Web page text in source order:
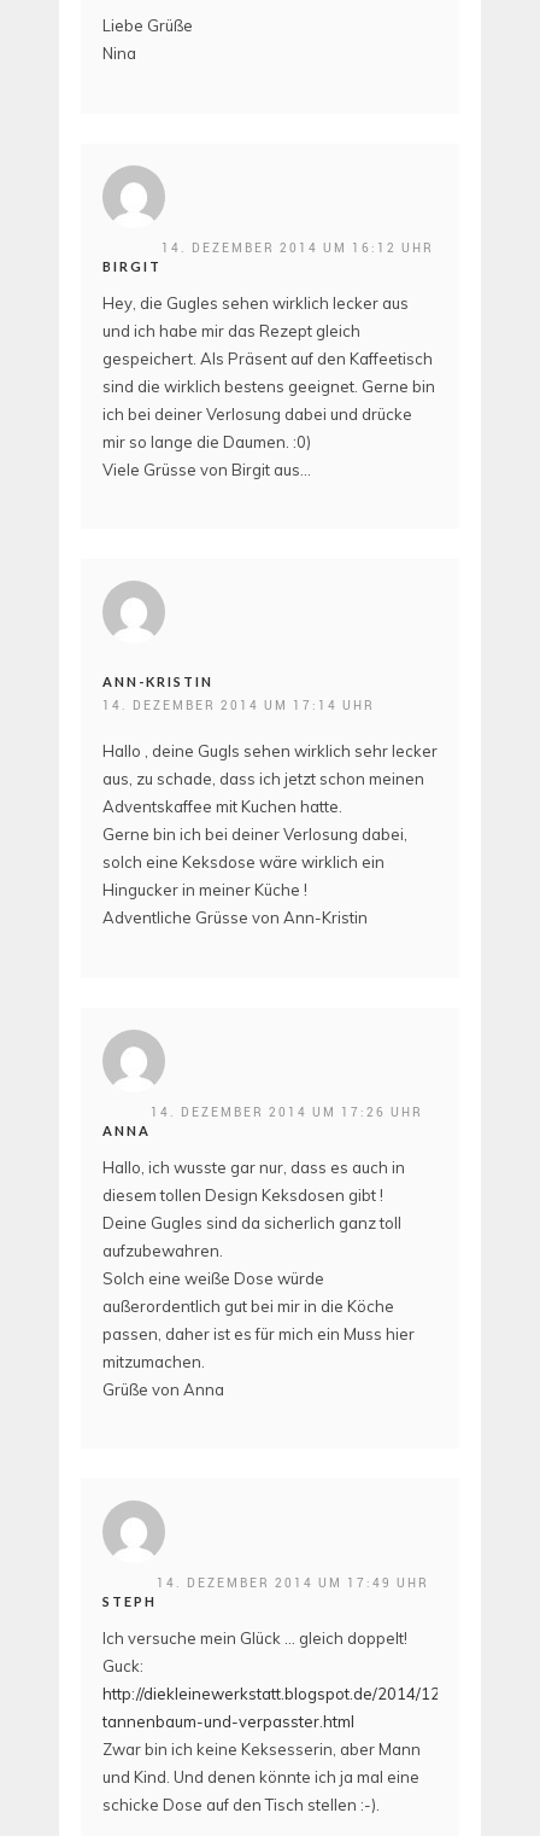
Liebe Grüße
Nina
BIRGIT
14. DEZEMBER 2014 UM 16:12 UHR
Hey, die Gugles sehen wirklich lecker aus
und ich habe mir das Rezept gleich
gespeichert. Als Präsent auf den Kaffeetisch
sind die wirklich bestens geeignet. Gerne bin
ich bei deiner Verlosung dabei und drücke
mir so lange die Daumen. :0)
Viele Grüsse von Birgit aus…
ANN-KRISTIN
14. DEZEMBER 2014 UM 17:14 UHR
Hallo , deine Gugls sehen wirklich sehr lecker
aus, zu schade, dass ich jetzt schon meinen
Adventskaffee mit Kuchen hatte.
Gerne bin ich bei deiner Verlosung dabei,
solch eine Keksdose wäre wirklich ein
Hingucker in meiner Küche !
Adventliche Grüsse von Ann-Kristin
ANNA
14. DEZEMBER 2014 UM 17:26 UHR
Hallo, ich wusste gar nur, dass es auch in
diesem tollen Design Keksdosen gibt !
Deine Gugles sind da sicherlich ganz toll
aufzubewahren.
Solch eine weiße Dose würde
außerordentlich gut bei mir in die Köche
passen, daher ist es für mich ein Muss hier
mitzumachen.
Grüße von Anna
STEPH
14. DEZEMBER 2014 UM 17:49 UHR
Ich versuche mein Glück … gleich doppelt!
Guck:
http://diekleinewerkstatt.blogspot.de/2014/12/oh-
tannenbaum-und-verpasster.html
Zwar bin ich keine Keksesserin, aber Mann
und Kind. Und denen könnte ich ja mal eine
schicke Dose auf den Tisch stellen :-).